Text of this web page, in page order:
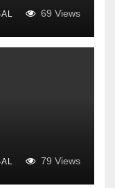
69 Views
79 Views